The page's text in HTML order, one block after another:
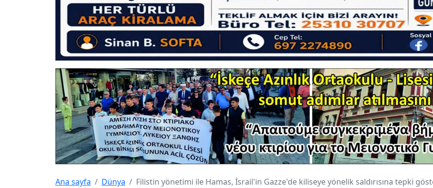
Ana sayfa Dünya Filistin yönetimi ile Hamas, İsrail'in Gazze'de kiliseye yönelik saldırısına tepki